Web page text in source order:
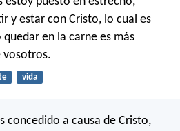
y estar con Cristo, lo cual es
en la carne es más
vosotros.
vida
concedido a causa de Cristo,